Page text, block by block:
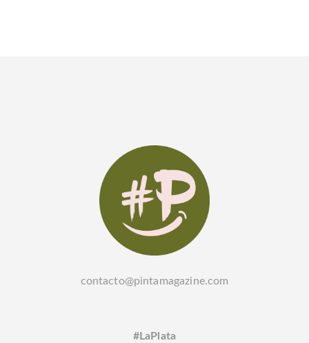
contacto@pintamagazine.com
#LaPlata